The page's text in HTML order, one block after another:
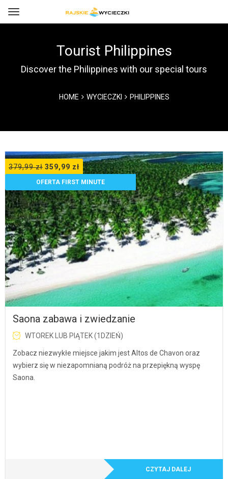
Tourist Philippines
Discover the Philippines with our special tours
HOME WYCIECZKI PHILIPPINES
379,99zł 359,99 zł
OFERTA FIRST MINUTE
Saona zabawa i zwiedzanie
WTOREK LUB PIĄTEK (1DZIEŃ)
Zobacz niezwykłe miejsce jakim jest Altos de Chavon oraz
wybierz się w niezapomnianą podróż na przepiękną wyspę
Saona.
CZYTAJ DALEJ